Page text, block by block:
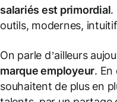
salariés est primordial.
outils, modernes,
On parle d’ailleurs
marque employeur. En
souhaitent de plus en